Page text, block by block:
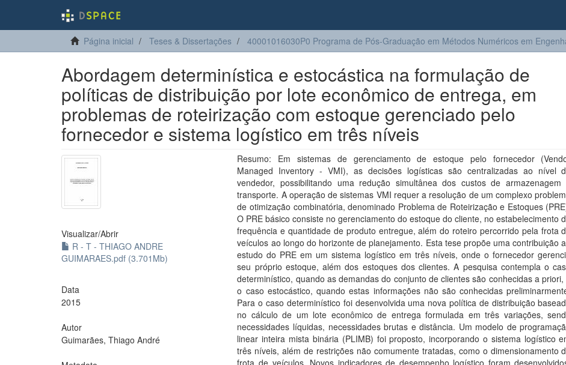
Página inicial Teses & Dissertações 40001016030P0 Programa de Pós-Graduação em Métodos Numéricos em
Abordagem determinística e estocástica na formulação de
políticas de distribuição por lote econômico de entrega, em
problemas de roteirização com estoque gerenciado pelo
fornecedor e sistema logístico em três níveis
Visualizar/Abrir
R - T - THIAGO ANDRE
GUIMARAES.pdf (3.701Mb)
Data
2015
Autor
Guimarães, Thiago André
Resumo: Em sistemas de gerenciamento de estoque pelo fornecedor
Managed Inventory - VMI), as decisões logísticas são centralizadas ao nível
vendedor, possibilitando uma redução simultânea dos custos de armazenagem
transporte. A operação de sistemas VMI requer a resolução de um complexo
de otimização combinatória, denominado Problema de Roteirização e Estoques
O PRE básico consiste no gerenciamento do estoque do cliente, no estabelecimento
frequência e quantidade de produto entregue, além do roteiro percorrido pela frota
veículos ao longo do horizonte de planejamento. Esta tese propõe uma contribuição
estudo do PRE em um sistema logístico em três níveis, onde o fornecedor
seu próprio estoque, além dos estoques dos clientes. A pesquisa contempla o
determinístico, quando as demandas do conjunto de clientes são conhecidas a priori,
o caso estocástico, quando estas informações não são conhecidas
Para o caso determinístico foi desenvolvida uma nova política de distribuição
no cálculo de um lote econômico de entrega formulada em três variações,
necessidades líquidas, necessidades brutas e distância. Um modelo de
linear inteira mista binária (PLIMB) foi proposto, incorporando o sistema logístico
três níveis, além de restrições não comumente tratadas, como o dimensionamento
frota de veículos. Novos indicadores de desempenho logístico foram